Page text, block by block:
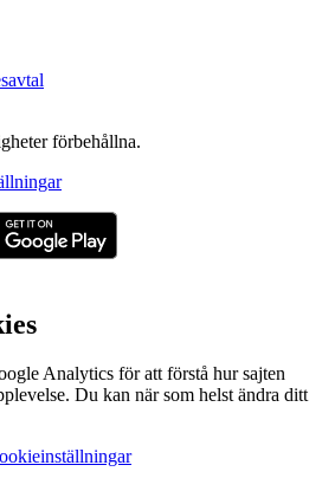
förbehållna.
Analytics för att förstå hur sajten
Du kan när som helst ändra ditt